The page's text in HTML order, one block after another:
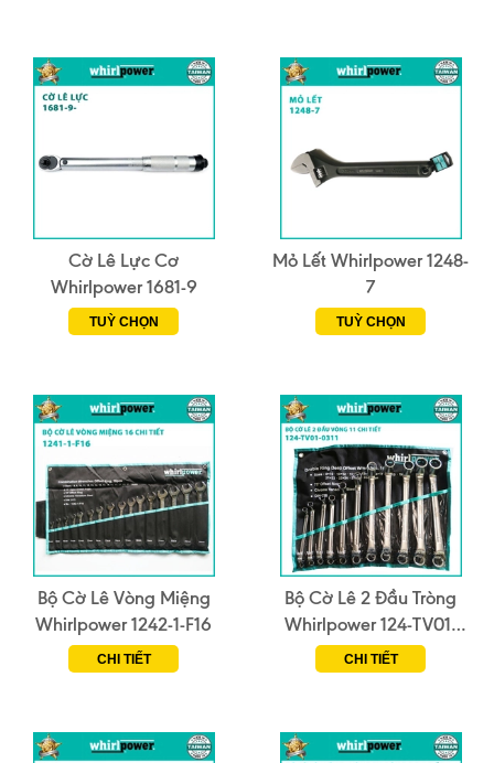
Cờ Lê Lực Cơ
Whirlpower 1681-9
TUỲ CHỌN
Mỏ Lết Whirlpower 1248-
7
TUỲ CHỌN
Bộ Cờ Lê Vòng Miệng
Whirlpower 1242-1-F16
CHI TIẾT
Bộ Cờ Lê 2 Đầu Tròng
Whirlpower 124-TV01-
0311 (11 Chi Tiết)
CHI TIẾT